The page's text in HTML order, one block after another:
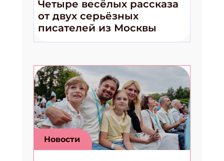
Четыре весёлых рассказа
от двух серьёзных
писателей из Москвы
Новости